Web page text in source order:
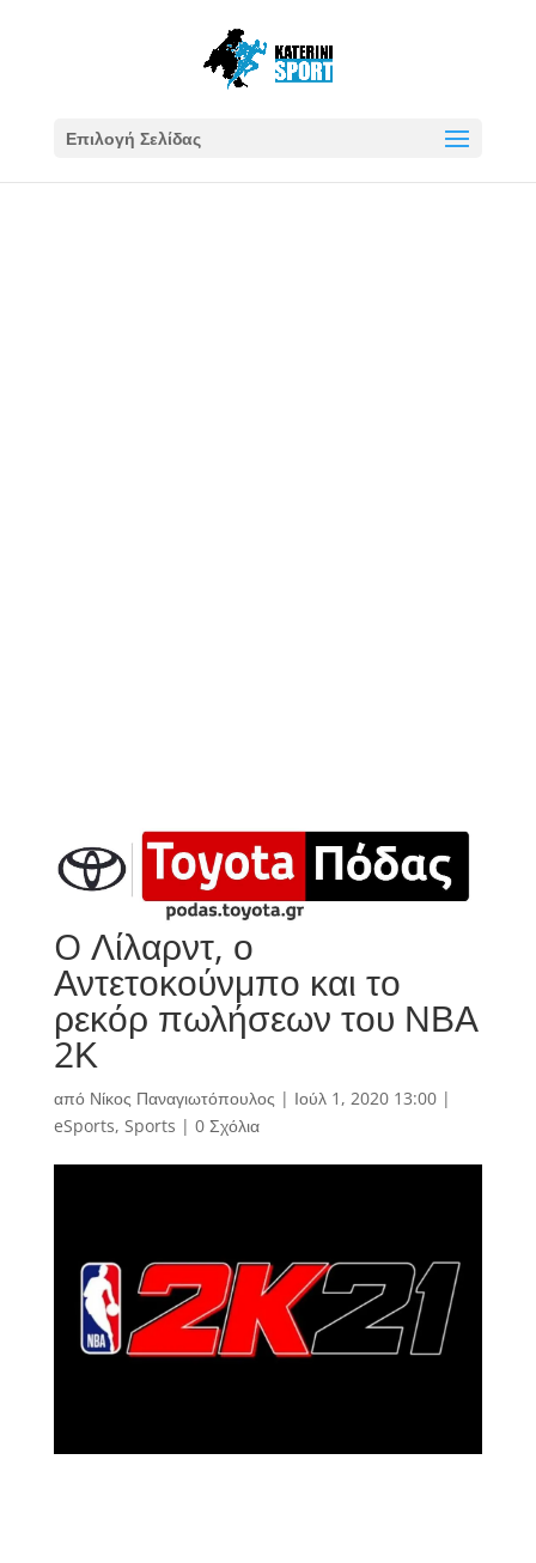
Επιλογή Σελίδας
O Λίλαρντ, ο
Αντετοκούνμπο και το
ρεκόρ πωλήσεων του ΝΒΑ
2Κ
από Νίκος Παναγιωτόπουλος | Ιούλ 1, 2020 13:00|
eSports, Sports | 0 Σχόλια